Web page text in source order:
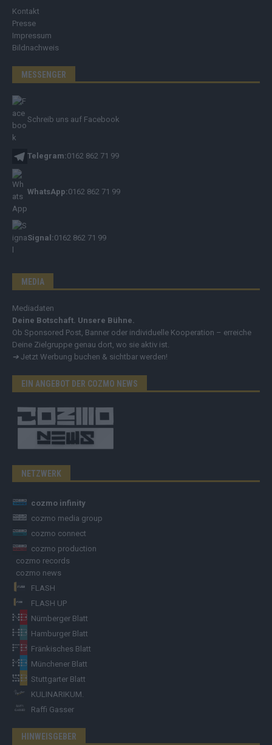
Kontakt
Presse
Impressum
Bildnachweis
MESSENGER
Schreib uns auf Facebook
Telegram:0162 862 71 99
WhatsApp:0162 862 71 99
Signal:0162 862 71 99
MEDIA
Mediadaten
Deine Botschaft. Unsere Bühne.
Ob Sponsored Post, Banner oder individuelle Kooperation – erreiche
Deine Zielgruppe genau dort, wo sie aktiv ist.
➔ Jetzt Werbung buchen & sichtbar werden!
EIN ANGEBOT DER COZMO NEWS
NETZWERK
cozmo infinity
cozmo media group
cozmo connect
cozmo production
cozmo records
cozmo news
FLASH
FLASH UP
Nürnberger Blatt
Hamburger Blatt
Fränkisches Blatt
Münchener Blatt
Stuttgarter Blatt
KULINARIKUM.
Raffi Gasser
HINWEISGEBER